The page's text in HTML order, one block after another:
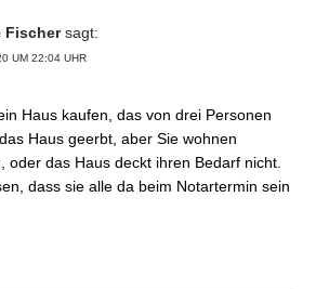
Fischer sagt:
UM 22:04 UHR
Haus kaufen, das von drei Personen
Haus geerbt, aber Sie wohnen
oder das Haus deckt ihren Bedarf nicht.
dass sie alle da beim Notartermin sein